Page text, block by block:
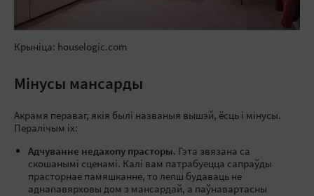
Крыніца: houselogic.com
Мінусы мансарды
Акрамя пераваг, якія былі названыя вышэй, ёсць і мінусы.
Пералічым іх:
Адчуванне недахопу прасторы. Гэта звязана са
скошанымі сценамі. Калі вам патрабуецца сапраўды
прасторнае памяшканне, то лепш будаваць не
аднапавярховы дом з мансардай, а паўнавартасны